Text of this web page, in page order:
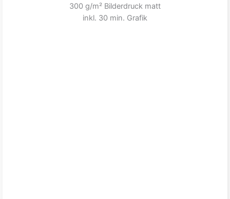
300 g/m² Bilderdruck matt
inkl. 30 min. Grafik